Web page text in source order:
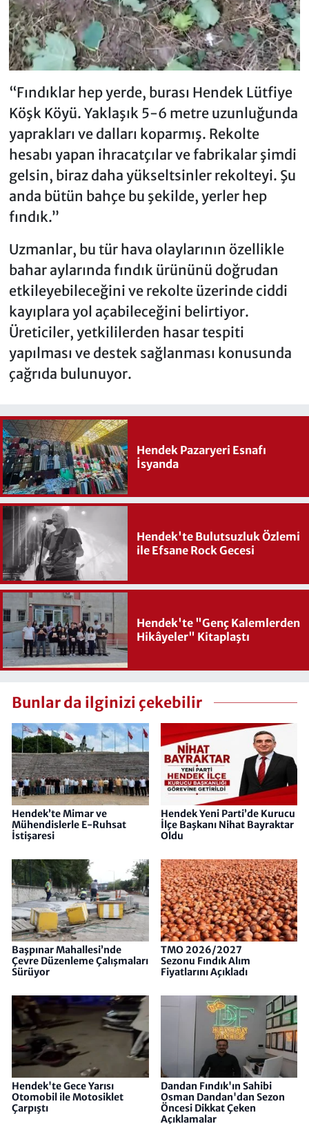
“Fındıklar hep yerde, burası Hendek Lütfiye
Köşk Köyü. Yaklaşık 5-6 metre uzunluğunda
yaprakları ve dalları koparmış. Rekolte
hesabı yapan ihracatçılar ve fabrikalar şimdi
gelsin, biraz daha yükseltsinler rekolteyi. Şu
anda bütün bahçe bu şekilde, yerler hep
fındık.”
Uzmanlar, bu tür hava olaylarının özellikle
bahar aylarında fındık ürününü doğrudan
etkileyebileceğini ve rekolte üzerinde ciddi
kayıplara yol açabileceğini belirtiyor.
Üreticiler, yetkililerden hasar tespiti
yapılması ve destek sağlanması konusunda
çağrıda bulunuyor.
Hendek Pazaryeri Esnafı
İsyanda
Hendek'te Bulutsuzluk Özlemi
ile Efsane Rock Gecesi
Hendek'te "Genç Kalemlerden
Hikâyeler" Kitaplaştı
Bunlar da ilginizi çekebilir
Hendek’te Mimar ve
Mühendislerle E-Ruhsat
İstişaresi
Hendek Yeni Parti’de Kurucu
İlçe Başkanı Nihat Bayraktar
Oldu
Başpınar Mahallesi’nde
Çevre Düzenleme Çalışmaları
Sürüyor
TMO 2026/2027
Sezonu Fındık Alım
Fiyatlarını Açıkladı
Hendek'te Gece Yarısı
Otomobil ile Motosiklet
Çarpıştı
Dandan Fındık'ın Sahibi
Osman Dandan'dan Sezon
Öncesi Dikkat Çeken
Açıklamalar